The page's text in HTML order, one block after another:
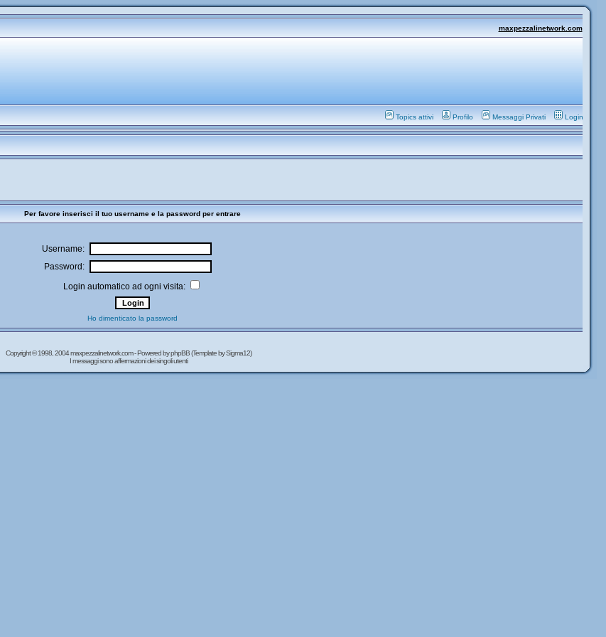
maxpezzalinetwork.com
Topics attivi Profilo Messaggi Privati Login
Per favore inserisci il tuo username e la password per entrare
Username:
Password:
Login automatico ad ogni visita:
Ho dimenticato la password
Copyright © 1998, 2004 maxpezzalinetwork.com - Powered byphpBB(Template by Sigma12)
I messaggi sono affermazioni dei singoli utenti